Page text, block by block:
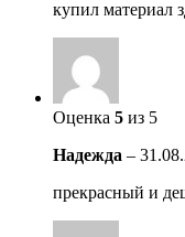
купил материал
Оценка 5 из 5
Надежда –
прекрасный и